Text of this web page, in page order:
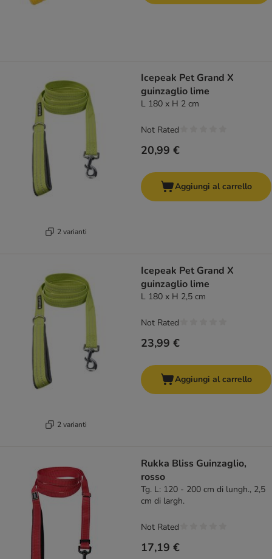
2 varianti
Icepeak Pet Grand X
guinzaglio lime
L 180 x H 2 cm
20,99 €
Not Rated
Aggiungi al carrello
2 varianti
Icepeak Pet Grand X
guinzaglio lime
L 180 x H 2,5 cm
23,99 €
Not Rated
Aggiungi al carrello
Rukka Bliss Guinzaglio,
rosso
Tg. L: 120 - 200 cm di lungh., 2,5
cm di largh.
17,19 €
Not Rated